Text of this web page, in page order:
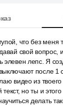
что без
свой вопрос,
элевен лепс. Я
после 1
видео из твоего
текст, но ты и
делать